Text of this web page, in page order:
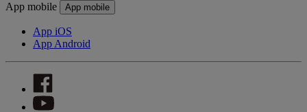
App mobile App mobile
App iOS
App Android